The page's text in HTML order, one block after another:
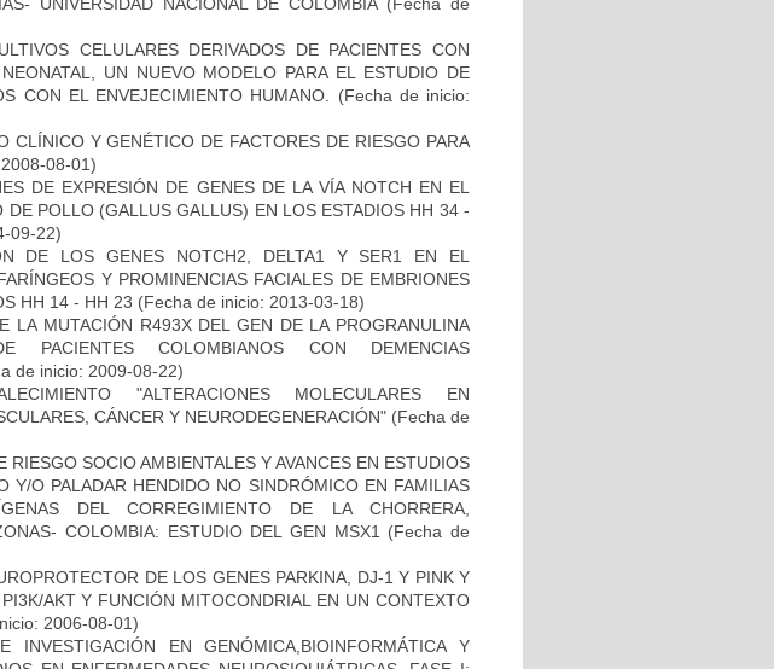
CELULARES DERIVADOS DE PACIENTES CON
UN NUEVO MODELO PARA EL ESTUDIO DE
CON EL ENVEJECIMIENTO HUMANO.
(Fecha de inicio:
CLÍNICO Y GENÉTICO DE FACTORES DE RIESGO PARA
08-01)
DE EXPRESIÓN DE GENES DE LA VÍA NOTCH EN EL
DE POLLO (GALLUS GALLUS) EN LOS ESTADIOS HH 34 -
09-22)
DE LOS GENES NOTCH2, DELTA1 Y SER1 EN EL
Y PROMINENCIAS FACIALES DE EMBRIONES
HH 14 - HH 23 (Fecha de inicio: 2013-03-18)
LA MUTACIÓN R493X DEL GEN DE LA PROGRANULINA
PACIENTES COLOMBIANOS CON DEMENCIAS
de inicio: 2009-08-22)
"ALTERACIONES MOLECULARES EN
CÁNCER Y NEURODEGENERACIÓN" (Fecha de
RIESGO SOCIO AMBIENTALES Y AVANCES EN ESTUDIOS
Y/O PALADAR HENDIDO NO SINDRÓMICO EN FAMILIAS
DEL CORREGIMIENTO DE LA CHORRERA,
COLOMBIA: ESTUDIO DEL GEN MSX1
(Fecha de
DE LOS GENES PARKINA, DJ-1 Y PINK Y
AKT Y FUNCIÓN MITOCONDRIAL EN UN CONTEXTO
2006-08-01)
INVESTIGACIÓN EN GENÓMICA,BIOINFORMÁTICA Y